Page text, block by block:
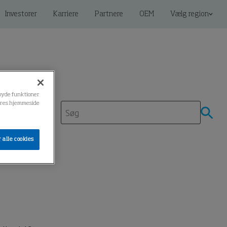
Investorer Karriere Partnere OEM Vælg region
funktioner
hjemmeside
alle cookies